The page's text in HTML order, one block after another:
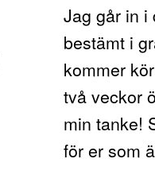
Jag går in i
bestämt i
kommer
två veckor
min tanke!
för er som